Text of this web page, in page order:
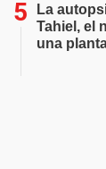
La
Tahiel, el
una